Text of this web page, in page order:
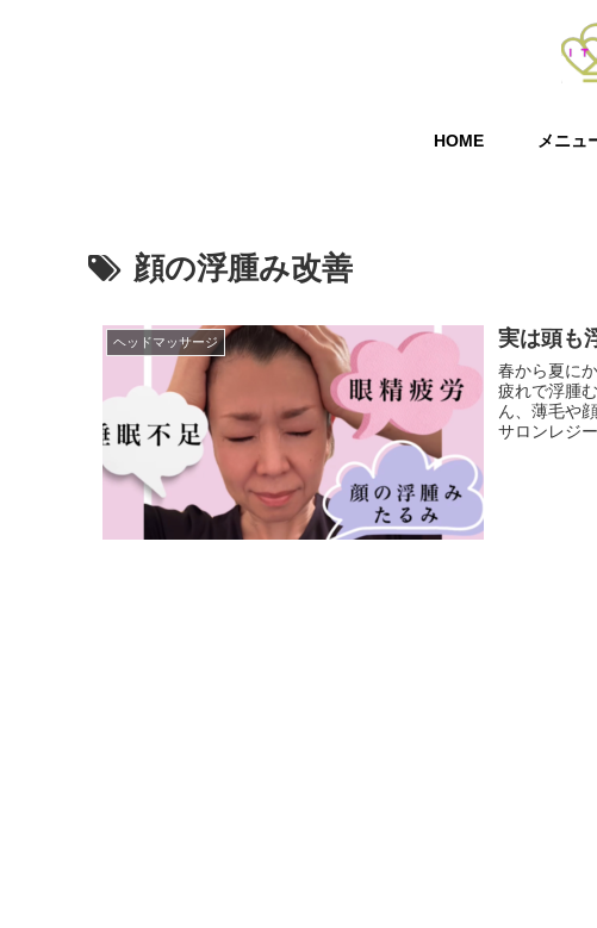
HOME メニュ
顔の浮腫み改善
ヘッドマッサージ 実は頭も
春から夏に
疲れで浮腫
ん、薄毛や
サロンレジ